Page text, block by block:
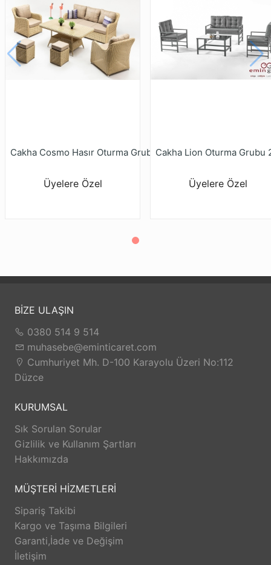
Cakha Cosmo Hasır Oturma Grubu 3 Lü 80x140 Cm---
Üyelere Özel Üyelere Özel
BİZE ULAŞIN
0380 514 9 514
muhasebe@eminticaret.com
Cumhuriyet Mh. D-100 Karayolu Üzeri No:112
Düzce
KURUMSAL
Sık Sorulan Sorular
Gizlilik ve Kullanım Şartları
Hakkımızda
MÜŞTERİ HİZMETLERİ
Sipariş Takibi
Kargo ve Taşıma Bilgileri
Garanti,İade ve Değişim
İletişim